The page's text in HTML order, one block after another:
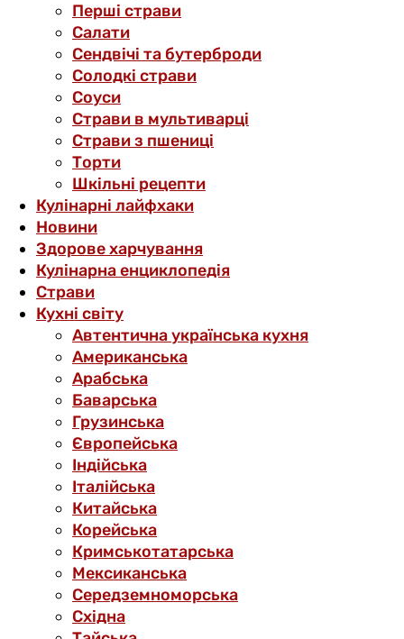
Перші страви
Салати
Сендвічі та бутерброди
Солодкі страви
Соуси
Страви в мультиварці
Страви з пшениці
Торти
Шкільні рецепти
Кулінарні лайфхаки
Новини
Здорове харчування
Кулінарна енциклопедія
Страви
Кухні світу
Автентична українська кухня
Американська
Арабська
Баварська
Грузинська
Європейська
Індійська
Італійська
Китайська
Корейська
Кримськотатарська
Мексиканська
Середземноморська
Східна